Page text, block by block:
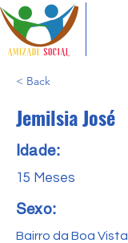
< Back
Jemilsia José
Idade:
15 Meses
Sexo:
Bairro da Boa Vista